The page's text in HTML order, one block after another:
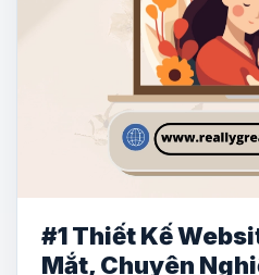
#1 Thiết Kế
Mắt, Chuyên